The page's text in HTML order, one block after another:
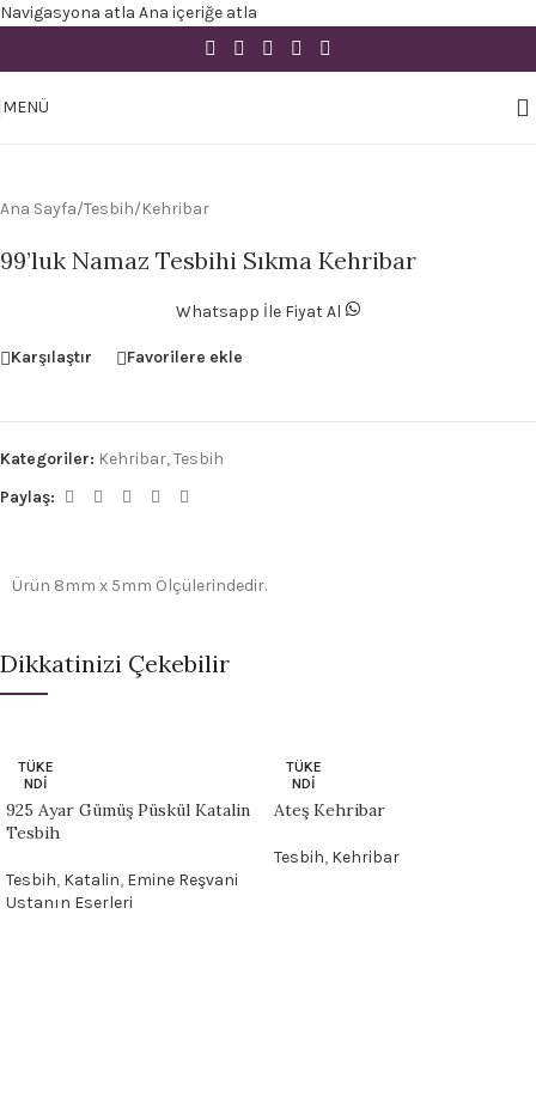
Navigasyona atla Ana içeriğe atla
MENÜ
Ana Sayfa/Tesbih/Kehribar
99’luk Namaz Tesbihi Sıkma Kehribar
Whatsapp İle Fiyat Al
Karşılaştır Favorilere ekle
Kategoriler: Kehribar,Tesbih
Paylaş:
Ürün 8mm x 5mm Ölçülerindedir.
Dikkatinizi Çekebilir
TÜKE
NDI
925 Ayar Gümüş Püskül Katalin
Tesbih
Tesbih, Katalin, Emine Reşvani
Ustanın Eserleri
TÜKE
NDI
Ateş Kehribar
Tesbih, Kehribar